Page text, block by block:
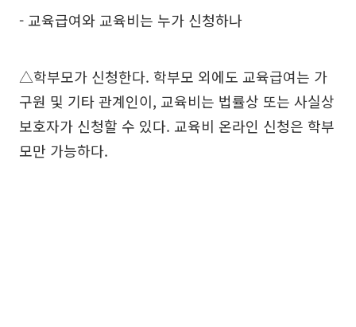
- 교육급여와 교육비는 누가 신청하나
△학부모가 신청한다. 학부모 외에도 교육급여는 가
구원 및 기타 관계인이, 교육비는 법률상 또는 사실상
보호자가 신청할 수 있다. 교육비 온라인 신청은 학부
모만 가능하다.